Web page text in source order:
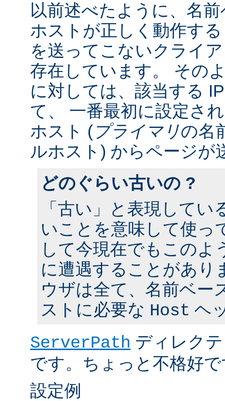
以前述べたように、名
ホストが正しく動作す
を送ってこないクライ
存在しています。 その
に対しては、該当する
て、 一番最初に設定さ
ホスト ( プライマリの名
ルホスト) からページが
どのぐらい古いの ?
「古い」と表現してい
いことを意味して使っ
して今現在でもこのよ
に遭遇することがあり
ウザは全て、名前ベー
ストに必要な Host ヘ
ServerPath ディレク
です。ちょっと不格好
設定例